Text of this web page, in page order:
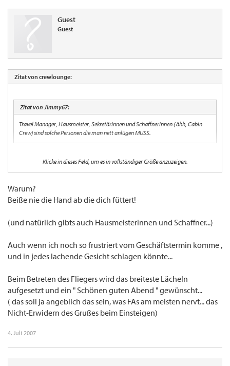
Guest
Guest
Zitat von crewlounge:
Zitat von Jimmy67:
Travel Manager, Hausmeister, Sekretärinnen und Schaffnerinnen ( ähh, Cabin
Crew) sind solche Personen die man nett anlügen MUSS.
Warum denn das? :shock:Klicke in dieses Feld, um es in vollständiger Größe anzuzeigen.
Warum?
Beiße nie die Hand ab die dich füttert!
(und natürlich gibts auch Hausmeisterinnen und Schaffner...)
Auch wenn ich noch so frustriert vom Geschäftstermin komme ,
und in jedes lachende Gesicht schlagen könnte...
Beim Betreten des Fliegers wird das breiteste Lächeln
aufgesetzt und ein " Schönen guten Abend " gewünscht...
( das soll ja angeblich das sein, was FAs am meisten nervt... das
Nicht-Erwidern des Grußes beim Einsteigen)
4. Juli 2007